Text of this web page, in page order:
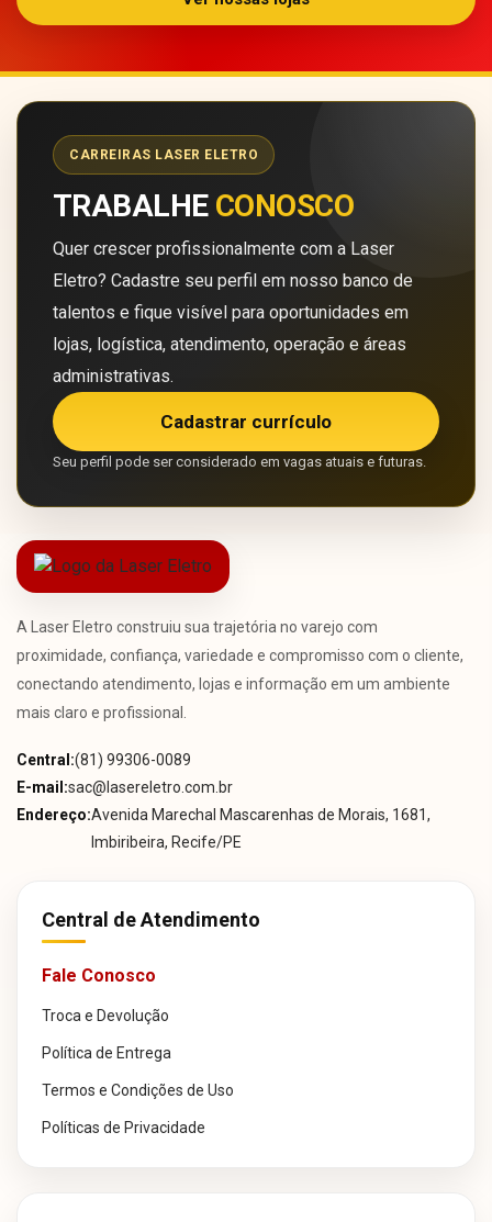
CARREIRAS LASER ELETRO
TRABALHE CONOSCO
Quer crescer profissionalmente com a Laser
Eletro? Cadastre seu perfil em nosso banco de
talentos e fique visível para oportunidades em
lojas, logística, atendimento, operação e áreas
administrativas.
Cadastrar currículo
Seu perfil pode ser considerado em vagas atuais e futuras.
A Laser Eletro construiu sua trajetória no varejo com
proximidade, confiança, variedade e compromisso com o cliente,
conectando atendimento, lojas e informação em um ambiente
mais claro e profissional.
Central:(81) 99306-0089
E-mail:sac@lasereletro.com.br
Endereço:Avenida Marechal Mascarenhas de Morais, 1681,
Imbiribeira, Recife/PE
Central de Atendimento
Fale Conosco
Troca e Devolução
Política de Entrega
Termos e Condições de Uso
Políticas de Privacidade